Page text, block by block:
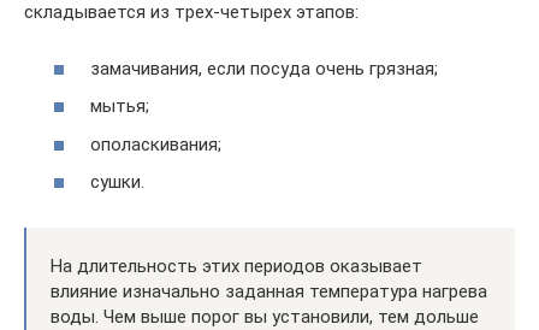
складывается из трех-четырех этапов:
замачивания, если посуда очень грязная;
мытья;
ополаскивания;
сушки.
На длительность этих периодов оказывает
влияние изначально заданная температура нагрева
воды. Чем выше порог вы установили, тем дольше